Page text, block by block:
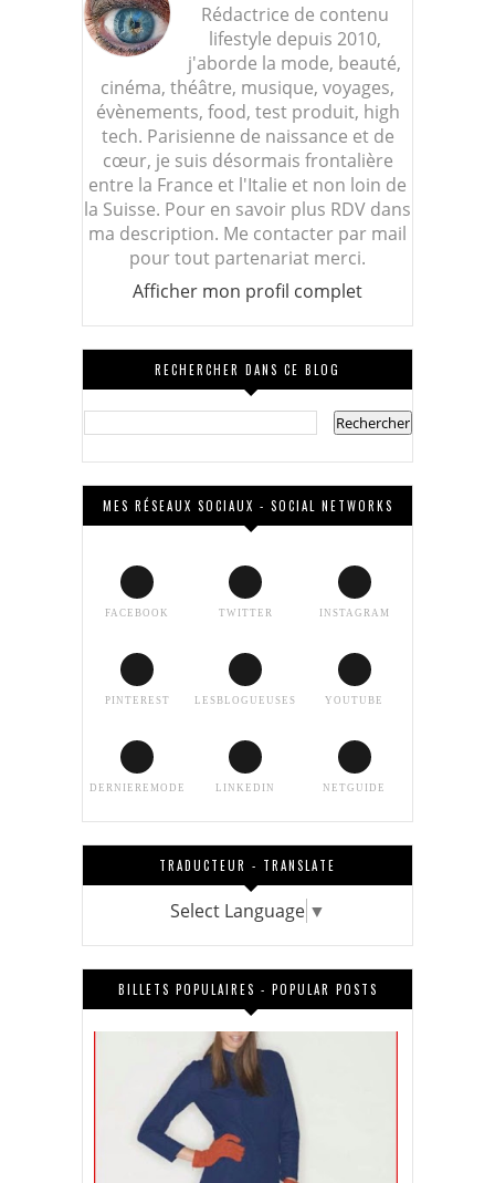
Rédactrice de contenu
lifestyle depuis 2010,
j'aborde la mode, beauté,
cinéma, théâtre, musique, voyages,
évènements, food, test produit, high
tech. Parisienne de naissance et de
cœur, je suis désormais frontalière
entre la France et l'Italie et non loin de
la Suisse. Pour en savoir plus RDV dans
ma description. Me contacter par mail
pour tout partenariat merci.
Afficher mon profil complet
RECHERCHER DANS CE BLOG
MES RÉSEAUX SOCIAUX - SOCIAL NETWORKS
FACEBOOK TWITTER INSTAGRAM
PINTEREST LESBLOGUEUSES YOUTUBE
DERNIEREMODE LINKEDIN NETGUIDE
TRADUCTEUR - TRANSLATE
Select Language ▼
BILLETS POPULAIRES - POPULAR POSTS